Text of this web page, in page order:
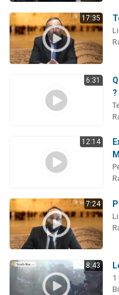
17:35
6:31
?
12:14
7:24
8:43
1